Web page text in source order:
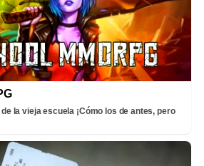
la vieja escuela ¡Cómo los de antes, pero